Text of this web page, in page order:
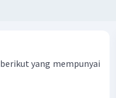
yang mempunyai